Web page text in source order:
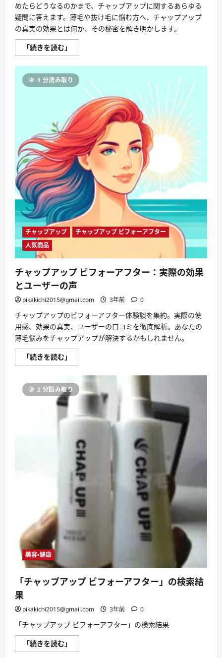
めたらどうなるのかまで、チャップアップに関するあらゆる
疑問に答えます。薄毛や抜け毛に悩む方へ、チャップアップ
の真実の効果とは何か、その秘密を解き明かします。
「続きを読む」
ャ
プ
ア
ッ
プ
わ
る、
毎
日
を
彩
る
髪
へ
の
旅
立
ち。
あ
な
た
の
悩
み、
解
放
さ
れ
ま
す。
に
つ
て
さ
に
む
1 分読み取り
チャップアップ
チャップアップ ビフォーアフター
人気商品
チャップアップ ビフォーアフター：実際の効果
とユーザーの声
pikakichi2015@gmail.com 3年前 0
チャップアップのビフォーアフター体験談を集約。実際の使
用感、効果の真実、ユーザーの口コミを徹底解析。あなたの
薄毛悩みをチャップアップが解決するかもしれません。
「続きを読む」
ャ
ア
ッ
プ
ォ
フ
タ
ー：
実
際
の
効
果
と
ユ
ー
ザ
の
声
に
ら
に
2 分読み取り
美容・健康
「チャップアップ ビフォーアフター」の検索結
果
pikakichi2015@gmail.com 3年前 0
「チャップアップ ビフォーアフター」の検索結果
「続きを読む」
ャ